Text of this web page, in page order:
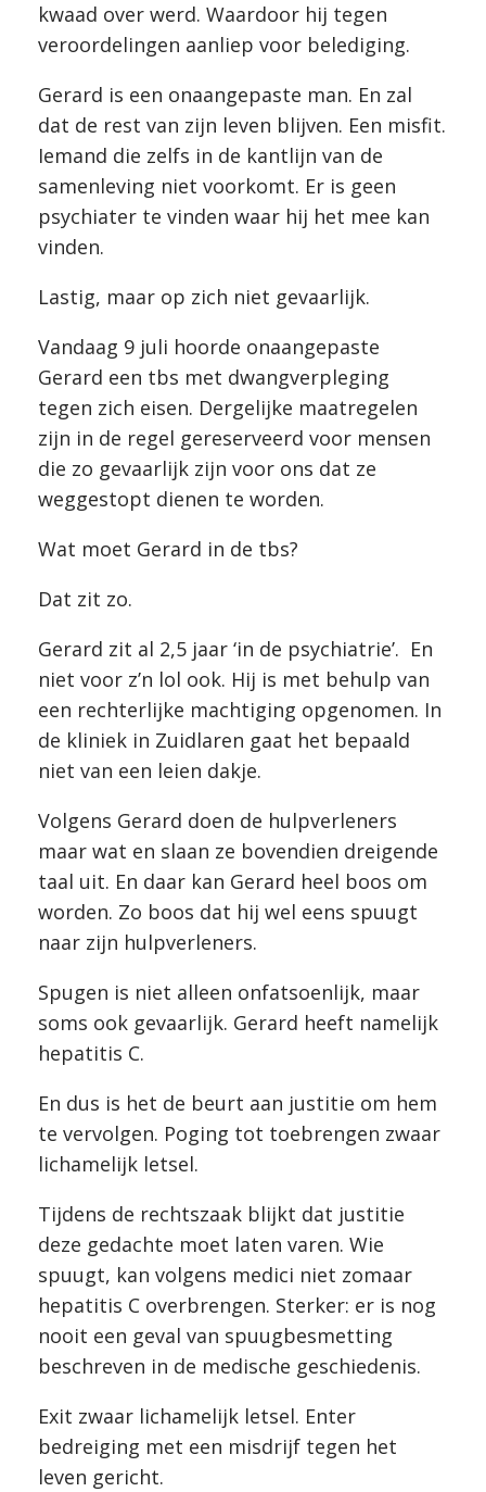
kwaad over werd. Waardoor hij tegen
veroordelingen aanliep voor belediging.
Gerard is een onaangepaste man. En zal
dat de rest van zijn leven blijven. Een misfit.
Iemand die zelfs in de kantlijn van de
samenleving niet voorkomt. Er is geen
psychiater te vinden waar hij het mee kan
vinden.
Lastig, maar op zich niet gevaarlijk.
Vandaag 9 juli hoorde onaangepaste
Gerard een tbs met dwangverpleging
tegen zich eisen. Dergelijke maatregelen
zijn in de regel gereserveerd voor mensen
die zo gevaarlijk zijn voor ons dat ze
weggestopt dienen te worden.
Wat moet Gerard in de tbs?
Dat zit zo.
Gerard zit al 2,5 jaar ‘in de psychiatrie’. En
niet voor z’n lol ook. Hij is met behulp van
een rechterlijke machtiging opgenomen. In
de kliniek in Zuidlaren gaat het bepaald
niet van een leien dakje.
Volgens Gerard doen de hulpverleners
maar wat en slaan ze bovendien dreigende
taal uit. En daar kan Gerard heel boos om
worden. Zo boos dat hij wel eens spuugt
naar zijn hulpverleners.
Spugen is niet alleen onfatsoenlijk, maar
soms ook gevaarlijk. Gerard heeft namelijk
hepatitis C.
En dus is het de beurt aan justitie om hem
te vervolgen. Poging tot toebrengen zwaar
lichamelijk letsel.
Tijdens de rechtszaak blijkt dat justitie
deze gedachte moet laten varen. Wie
spuugt, kan volgens medici niet zomaar
hepatitis C overbrengen. Sterker: er is nog
nooit een geval van spuugbesmetting
beschreven in de medische geschiedenis.
Exit zwaar lichamelijk letsel. Enter
bedreiging met een misdrijf tegen het
leven gericht.